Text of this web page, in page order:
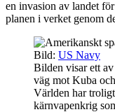
en invasion av landet
planen i verket genom
Bild: US Navy
Bilden visar ett
väg mot Kuba
Världen har
kärnvapenkrig